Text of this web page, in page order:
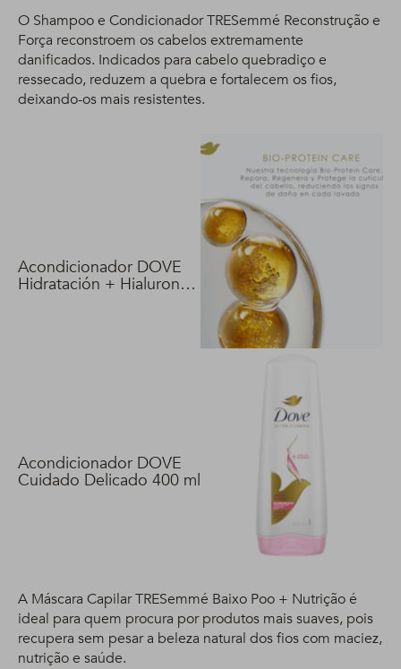
O Shampoo e Condicionador TRESemmé Reconstrução e
Força reconstroem os cabelos extremamente
danificados. Indicados para cabelo quebradiço e
ressecado, reduzem a quebra e fortalecem os fios,
deixando-os mais resistentes.
Acondicionador DOVE
Hidratación + Hialuron
Acondicionador DOVE
Cuidado Delicado 400 ml
A Máscara Capilar TRESemmé Baixo Poo + Nutrição é
ideal para quem procura por produtos mais suaves, pois
recupera sem pesar a beleza natural dos fios com maciez,
nutrição e saúde.